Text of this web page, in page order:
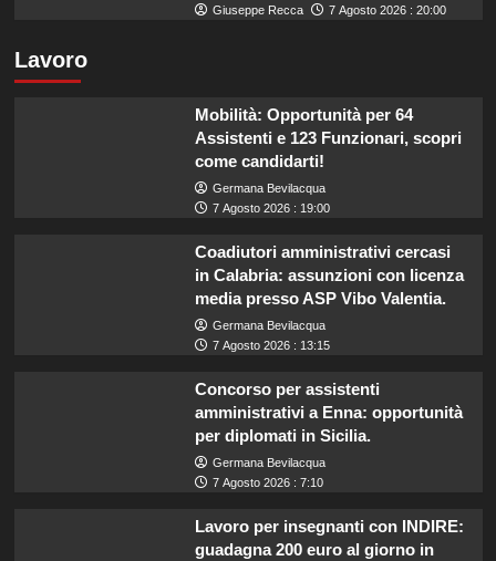
Giuseppe Recca 7 Agosto 2026 : 20:00
Lavoro
Mobilità: Opportunità per 64
Assistenti e 123 Funzionari, scopri
come candidarti!
Germana Bevilacqua
7 Agosto 2026 : 19:00
Coadiutori amministrativi cercasi
in Calabria: assunzioni con licenza
media presso ASP Vibo Valentia.
Germana Bevilacqua
7 Agosto 2026 : 13:15
Concorso per assistenti
amministrativi a Enna: opportunità
per diplomati in Sicilia.
Germana Bevilacqua
7 Agosto 2026 : 7:10
Lavoro per insegnanti con INDIRE:
guadagna 200 euro al giorno in